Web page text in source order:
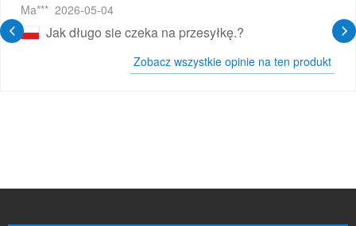
E-papieros
Ma*** 2026-05-04
Jak długo sie czeka na przesyłkę.?
Zobacz wszystkie opinie na ten produkt